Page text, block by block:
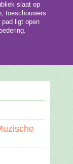
slaat op
toeschouwers
ligt open